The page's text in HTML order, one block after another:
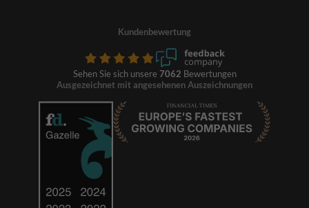
Kundenbewertung
Sehen Sie sich unsere 7062 Bewertungen
Ausgezeichnet mit angesehenen Auszeichnungen